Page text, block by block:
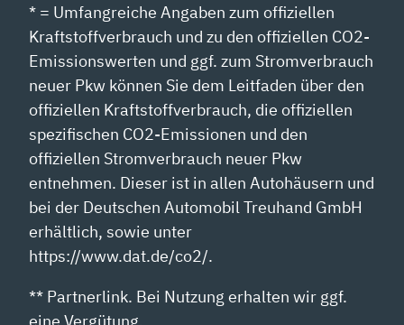
* = Umfangreiche Angaben zum offiziellen
Kraftstoffverbrauch und zu den offiziellen CO2-
Emissionswerten und ggf. zum Stromverbrauch
neuer Pkw können Sie dem Leitfaden über den
offiziellen Kraftstoffverbrauch, die offiziellen
spezifischen CO2-Emissionen und den
offiziellen Stromverbrauch neuer Pkw
entnehmen. Dieser ist in allen Autohäusern und
bei der Deutschen Automobil Treuhand GmbH
erhältlich, sowie unter
https://www.dat.de/co2/.
** Partnerlink. Bei Nutzung erhalten wir ggf.
eine Vergütung.